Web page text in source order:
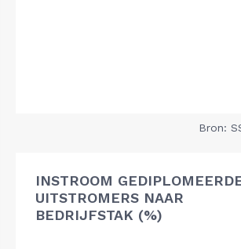
Bron:
INSTROOM
UITSTROMERS NAAR
BEDRIJFSTAK (%)